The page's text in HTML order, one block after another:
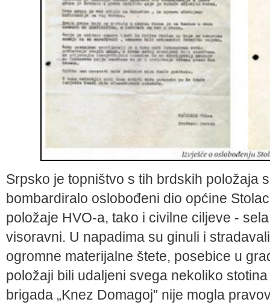
Srpsko je topništvo s tih brdskih položaja
bombardiralo oslobođeni dio općine
položaje HVO-a, tako i civilne ciljeve -
visoravni. U napadima su ginuli i
ogromne materijalne štete, posebice u
položaji bili udaljeni svega nekoliko
brigada „Knez Domagoj" nije mogla